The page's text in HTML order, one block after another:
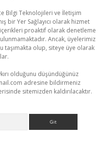
Bilgi Teknolojileri ve İletişim
bir Yer Sağlayıcı olarak hizmet
proaktif olarak denetleme
Ancak, üyelerimiz
taşımakta olup, siteye üye olarak
olduğunu düşündüğünüz
adresine bildirmeniz
sitemizden kaldırılacaktır.